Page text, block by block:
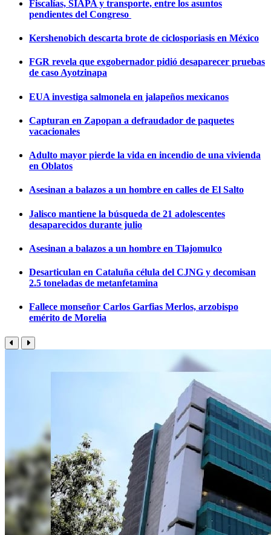
Fiscalías, SIAPA y transporte, entre los asuntos
pendientes del Congreso
Kershenobich descarta brote de ciclosporiasis en México
FGR revela que exgobernador pidió desaparecer pruebas
de caso Ayotzinapa
EUA investiga salmonela en jalapeños mexicanos
Capturan en Zapopan a defraudador de paquetes
vacacionales
Adulto mayor pierde la vida en incendio de una vivienda
en Oblatos
Asesinan a balazos a un hombre en calles de El Salto
Jalisco mantiene la búsqueda de 21 adolescentes
desaparecidos durante julio
Asesinan a balazos a un hombre en Tlajomulco
Desarticulan en Cataluña célula del CJNG y decomisan
2.5 toneladas de metanfetamina
Fallece monseñor Carlos Garfias Merlos, arzobispo
emérito de Morelia